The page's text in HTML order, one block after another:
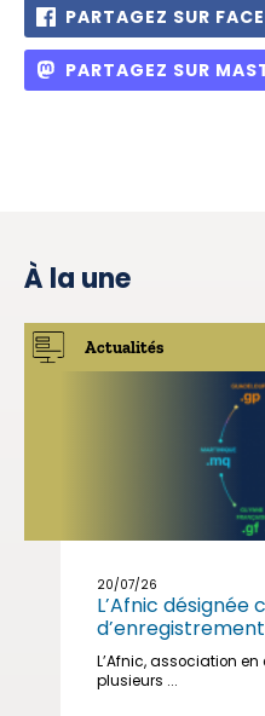
PARTAGEZ SUR
PARTAGEZ SUR
À la une
Actualités
20/07/26
L’Afnic
d’enregistrement
L’Afnic, association
plusieurs ...